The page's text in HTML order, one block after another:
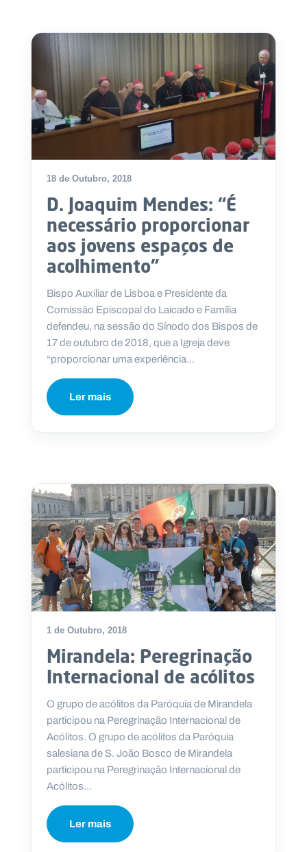
18 de Outubro, 2018
D. Joaquim Mendes: “É
necessário proporcionar
aos jovens espaços de
acolhimento”
Bispo Auxiliar de Lisboa e Presidente da
Comissão Episcopal do Laicado e Família
defendeu, na sessão do Sínodo dos Bispos de
17 de outubro de 2018, que a Igreja deve
“proporcionar uma experiência...
Ler mais
1 de Outubro, 2018
Mirandela: Peregrinação
Internacional de acólitos
O grupo de acólitos da Paróquia de Mirandela
participou na Peregrinação Internacional de
Acólitos. O grupo de acólitos da Paróquia
salesiana de S. João Bosco de Mirandela
participou na Peregrinação Internacional de
Acólitos...
Ler mais